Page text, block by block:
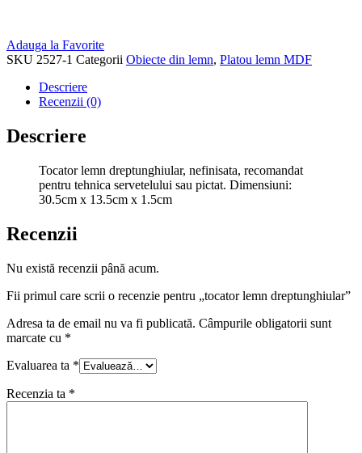
Adauga la Favorite
SKU 2527-1 Categorii Obiecte din lemn, Platou lemn MDF
Descriere
Recenzii (0)
Descriere
Tocator lemn dreptunghiular, nefinisata, recomandat
pentru tehnica servetelului sau pictat. Dimensiuni:
30.5cm x 13.5cm x 1.5cm
Recenzii
Nu există recenzii până acum.
Fii primul care scrii o recenzie pentru „tocator lemn dreptunghiular”
Adresa ta de email nu va fi publicată. Câmpurile obligatorii sunt
marcate cu *
Evaluarea ta *
Recenzia ta *